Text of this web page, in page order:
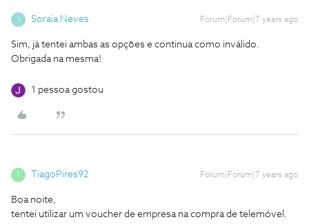
S Soraia Neves Forum|Forum|7 years ago
Sim, já tentei ambas as opções e continua como inválido.
Obrigada na mesma!
1 pessoa gostou
TiagoPires92 Forum|Forum|7 years ago
Boa noite,
tentei utilizar um voucher de empresa na compra de telemóvel.